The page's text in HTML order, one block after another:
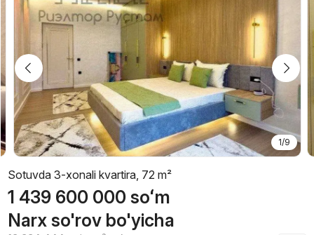
1/9
Sotuvda 3-xonali kvartira, 72 m²
1 439 600 000 soʻm
Narx so'rov bo'yicha